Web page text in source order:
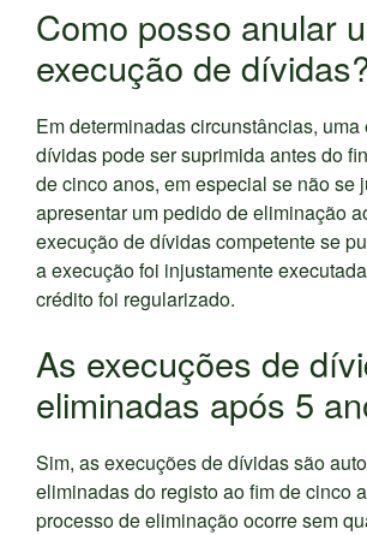
Como posso anular
execução de
Em determinadas circunstâncias,
dívidas pode ser suprimida antes do
de cinco anos, em especial se não se
apresentar um pedido de eliminação
execução de dívidas competente se
a execução foi injustamente
crédito foi regularizado.
As execuções de
eliminadas após 5
Sim, as execuções de dívidas são
eliminadas do registo ao fim de cinco
processo de eliminação ocorre sem